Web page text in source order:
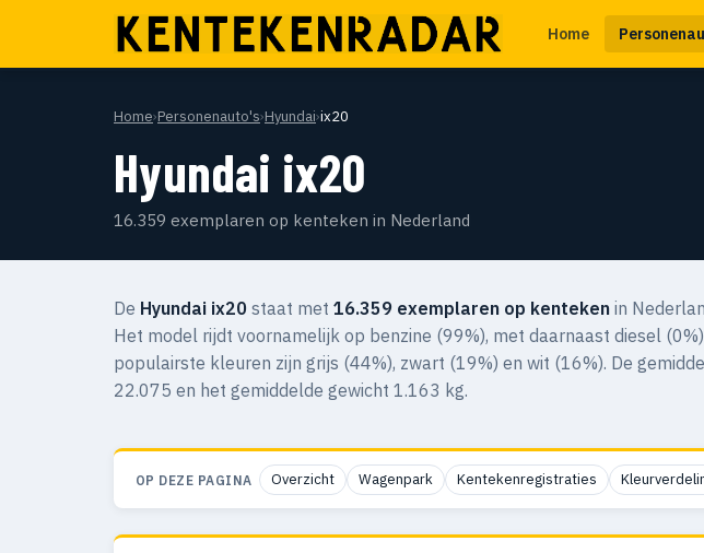
Home
Home›Personenauto's›Hyundai›ix20
Hyundai ix20
16.359 exemplaren op kenteken in Nederland
De Hyundai ix20 staat met 16.359 exemplaren op kenteken in
Het model rijdt voornamelijk op benzine (99%), met daarnaast diesel
populairste kleuren zijn grijs (44%), zwart (19%) en wit (16%). De
22.075 en het gemiddelde gewicht 1.163 kg.
OP DEZE PAGINA Overzicht Wagenpark Kentekenregistraties